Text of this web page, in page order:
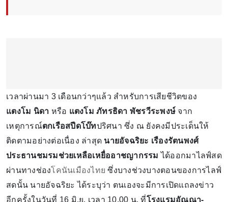
เวลาผ่านมา 3 เดือนกว่าๆแล้ว สำหรับการเสียชีวิตของ
แตงโม นิดา หรือ แตงโม ภัทรธิดา พัชรวีระพงษ์ จาก
เหตุการณ์ตกเรือสปีดโบ๊ทปริศนา ซึ่ง ณ ยังคงมีประเด็นให้
ติดตามอย่างต่อเนื่อง ล่าสุด นายอัจฉริยะ เรืองรัตนพงศ์
ประธานชมรมช่วยเหลือเหยื่ออาชญากรรม ได้ออกมาไลฟ์สด
ผ่านทางช่องโคนันเมืองไทย ซึ่งบางช่วงบางตอนของการไลฟ์
สดนั้น นายอัจฉริยะ ได้ระบุว่า ตนเองจะมีการเปิดแถลงข่าว
อีกครั้งในวันที่ 16 มิ.ย. เวลา 10.00 น. ที่โรงแรมอัณณา-